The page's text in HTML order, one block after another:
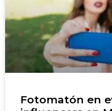
Fotomatón en